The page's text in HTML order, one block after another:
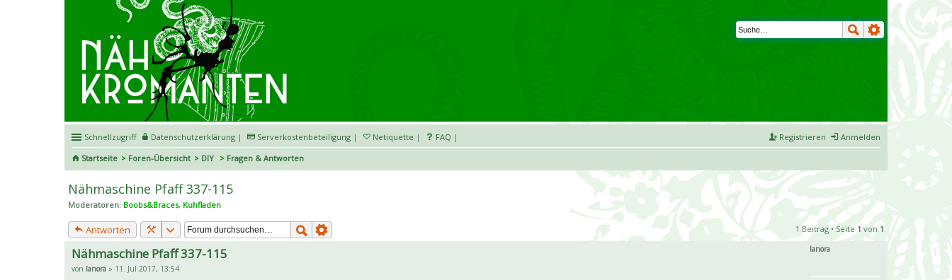
Schnellzugriff Datenschutzerklärung | Serverkostenbeteiligung | Netiquette | FAQ | Anmelden
Registrieren
Startseite
Foren-Übersicht DIY Fragen & Antworten
Nähmaschine Pfaff 337-115
Moderatoren: Boobs&Braces, Kuhfladen
Antworten 1 Beitrag • Seite 1 von 1
lanora
Nähmaschine Pfaff 337-115
von lanora » 11. Jul 2017, 13:54